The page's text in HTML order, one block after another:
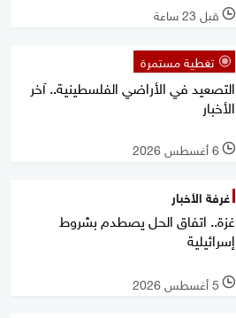
l قبل 23 ساعة
تغطية مستمرة
التصعيد في الأراضي الفلسطينية.. آخر
الأخبار
l 6 أغسطس 2026
غرفة الأخبار
غزة.. اتفاق الحل يصطدم بشروط
إسرائيلية
l 5 أغسطس 2026